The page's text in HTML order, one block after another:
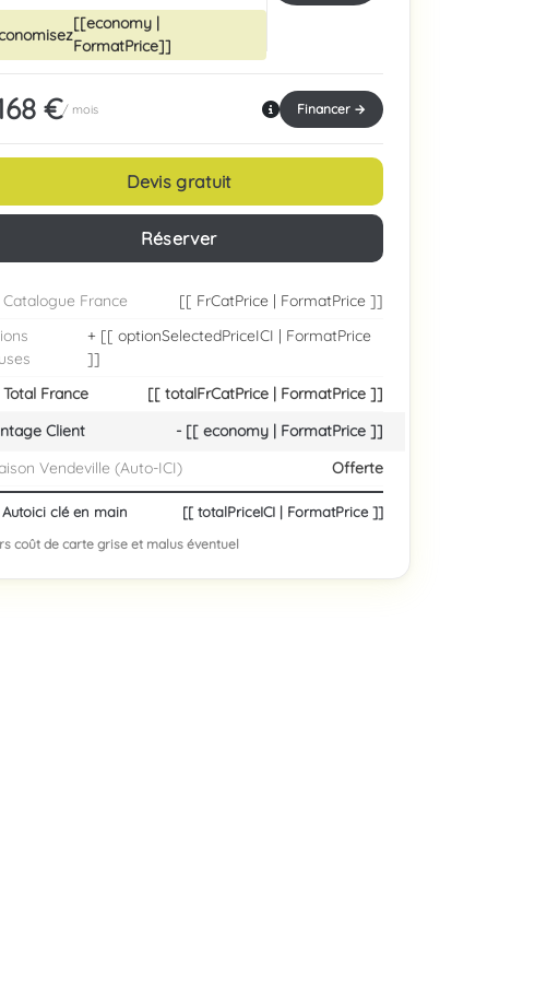
[[economy |
FormatPrice]]
€/ mois Financer →
Devis gratuit
Réserver
Catalogue France
[[ FrCatPrice | FormatPrice ]]
+ [[ optionSelectedPriceICI | FormatPrice
]]
Total France
[[ totalFrCatPrice | FormatPrice ]]
Client
- [[ economy | FormatPrice ]]
Vendeville (Auto-ICI)
Offerte
Autoici clé en main [[ totalPriceICI | FormatPrice ]]
coût de carte grise et malus éventuel